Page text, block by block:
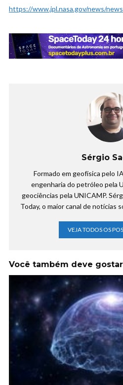
https://www.jpl.nasa.gov/news/
Sérgio
Formado em geofísica pelo
engenharia do petróleo pela
geociências pela UNICAMP.
Today, o maior canal de notícias
VEJA TODOS OS
Você também deve gostar